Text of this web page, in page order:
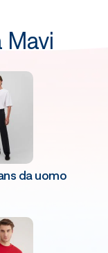
Mavi
da uomo